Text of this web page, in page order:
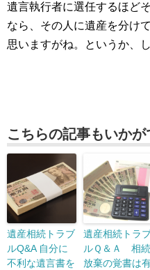
遺言執行者に選任するほど
なら、その人に遺産を分け
思いますがね。というか、
こちらの記事もいかが
遺産相続トラブ
ルQ&A 自分に
不利な遺言書を
遺産相続トラ
ルＱ＆Ａ 相続
放棄の覚書は